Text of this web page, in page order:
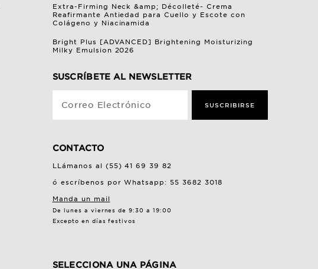
Extra-Firming Neck &amp; Décolleté- Crema
Reafirmante Antiedad para Cuello y Escote con
Colágeno y Niacinamida
Bright Plus [ADVANCED] Brightening Moisturizing
Milky Emulsion 2026
SUSCRÍBETE AL NEWSLETTER
Correo Electrónico SUSCRIBIRSE
CONTACTO
LLámanos al (55) 41 69 39 82
ó escríbenos por Whatsapp: 55 3682 3018
Manda un mail
De lunes a viernes de 9:30 a 19:00
Excepto en días festivos
SELECCIONA UNA PÁGINA